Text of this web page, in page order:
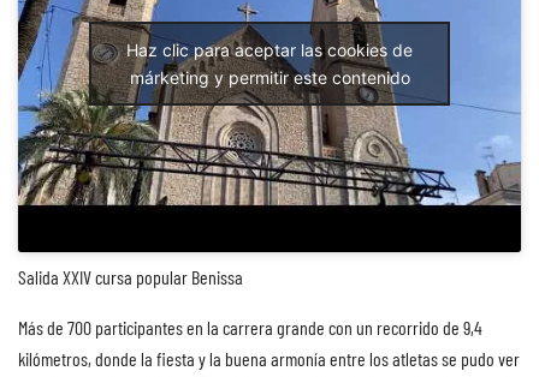
Haz clic para aceptar las cookies de
márketing y permitir este contenido
Salida XXIV cursa popular Benissa
Más de 700 participantes en la carrera grande con un recorrido de 9,4
kilómetros, donde la fiesta y la buena armonía entre los atletas se pudo ver